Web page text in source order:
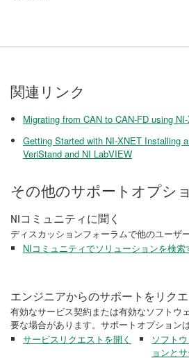
関連リンク
Migrating from CAN to CAN-FD using
Getting Started with NI-XNET Installing
VeriStand and NI LabVIEW
その他のサポートオプシ
NIコミュニティに聞く
ディスカッションフォーラムで他のユーザ
NIコミュニティでソリューションを検索
エンジニアからのサポートをリク
有効なサービス契約または有効なソフトウ
要な場合があります。サポートオプション
サービスリクエストを開く
ソフト
ョンと